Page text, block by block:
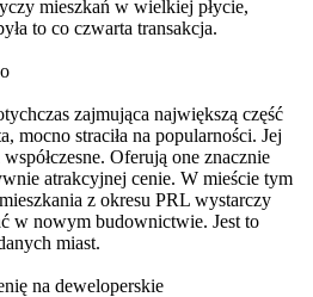
mieszkań w wielkiej płycie,
to co czwarta transakcja.
zajmująca największą część
mocno straciła na popularności. Jej
Oferują one znacznie
atrakcyjnej cenie. W mieście tym
z okresu PRL wystarczy
w nowym budownictwie. Jest to
miast.
na deweloperskie